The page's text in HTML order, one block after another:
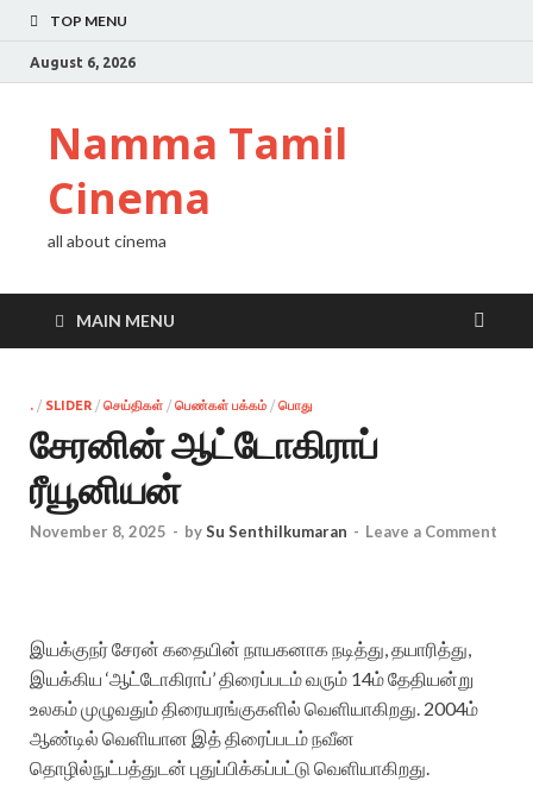
TOP MENU
August 6, 2026
Namma Tamil
Cinema
all about cinema
MAIN MENU
. / SLIDER / செய்திகள் / பெண்கள் பக்கம் / பொது
சேரனின் ஆட்டோகிராப்
ரீயூனியன்
November 8, 2025 - bySu Senthilkumaran - Leave a Comment
இயக்குநர் சேரன் கதையின் நாயகனாக நடித்து, தயாரித்து,
இயக்கிய ‘ஆட்டோகிராப்’ திரைப்படம் வரும் 14ம் தேதியன்று
உலகம் முழுவதும் திரையரங்குகளில் வெளியாகிறது. 2004ம்
ஆண்டில் வெளியான இத் திரைப்படம் நவீன
தொழில்நுட்பத்துடன் புதுப்பிக்கப்பட்டு வெளியாகிறது.